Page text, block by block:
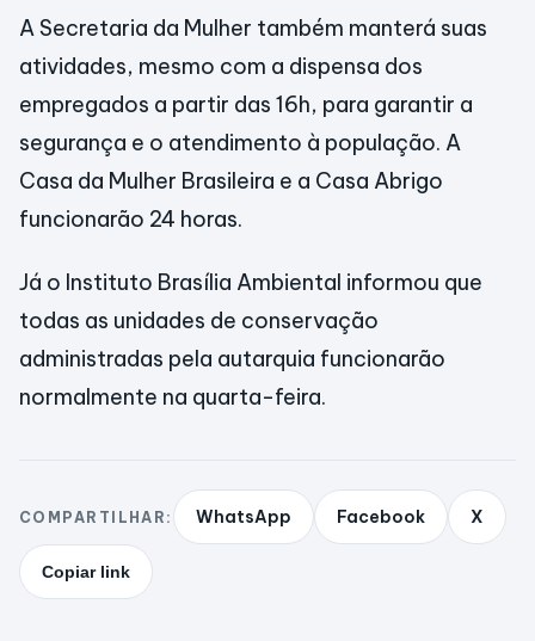
A Secretaria da Mulher também manterá suas
atividades, mesmo com a dispensa dos
empregados a partir das 16h, para garantir a
segurança e o atendimento à população. A
Casa da Mulher Brasileira e a Casa Abrigo
funcionarão 24 horas.
Já o Instituto Brasília Ambiental informou que
todas as unidades de conservação
administradas pela autarquia funcionarão
normalmente na quarta-feira.
COMPARTILHAR: WhatsApp Facebook X
Copiar link